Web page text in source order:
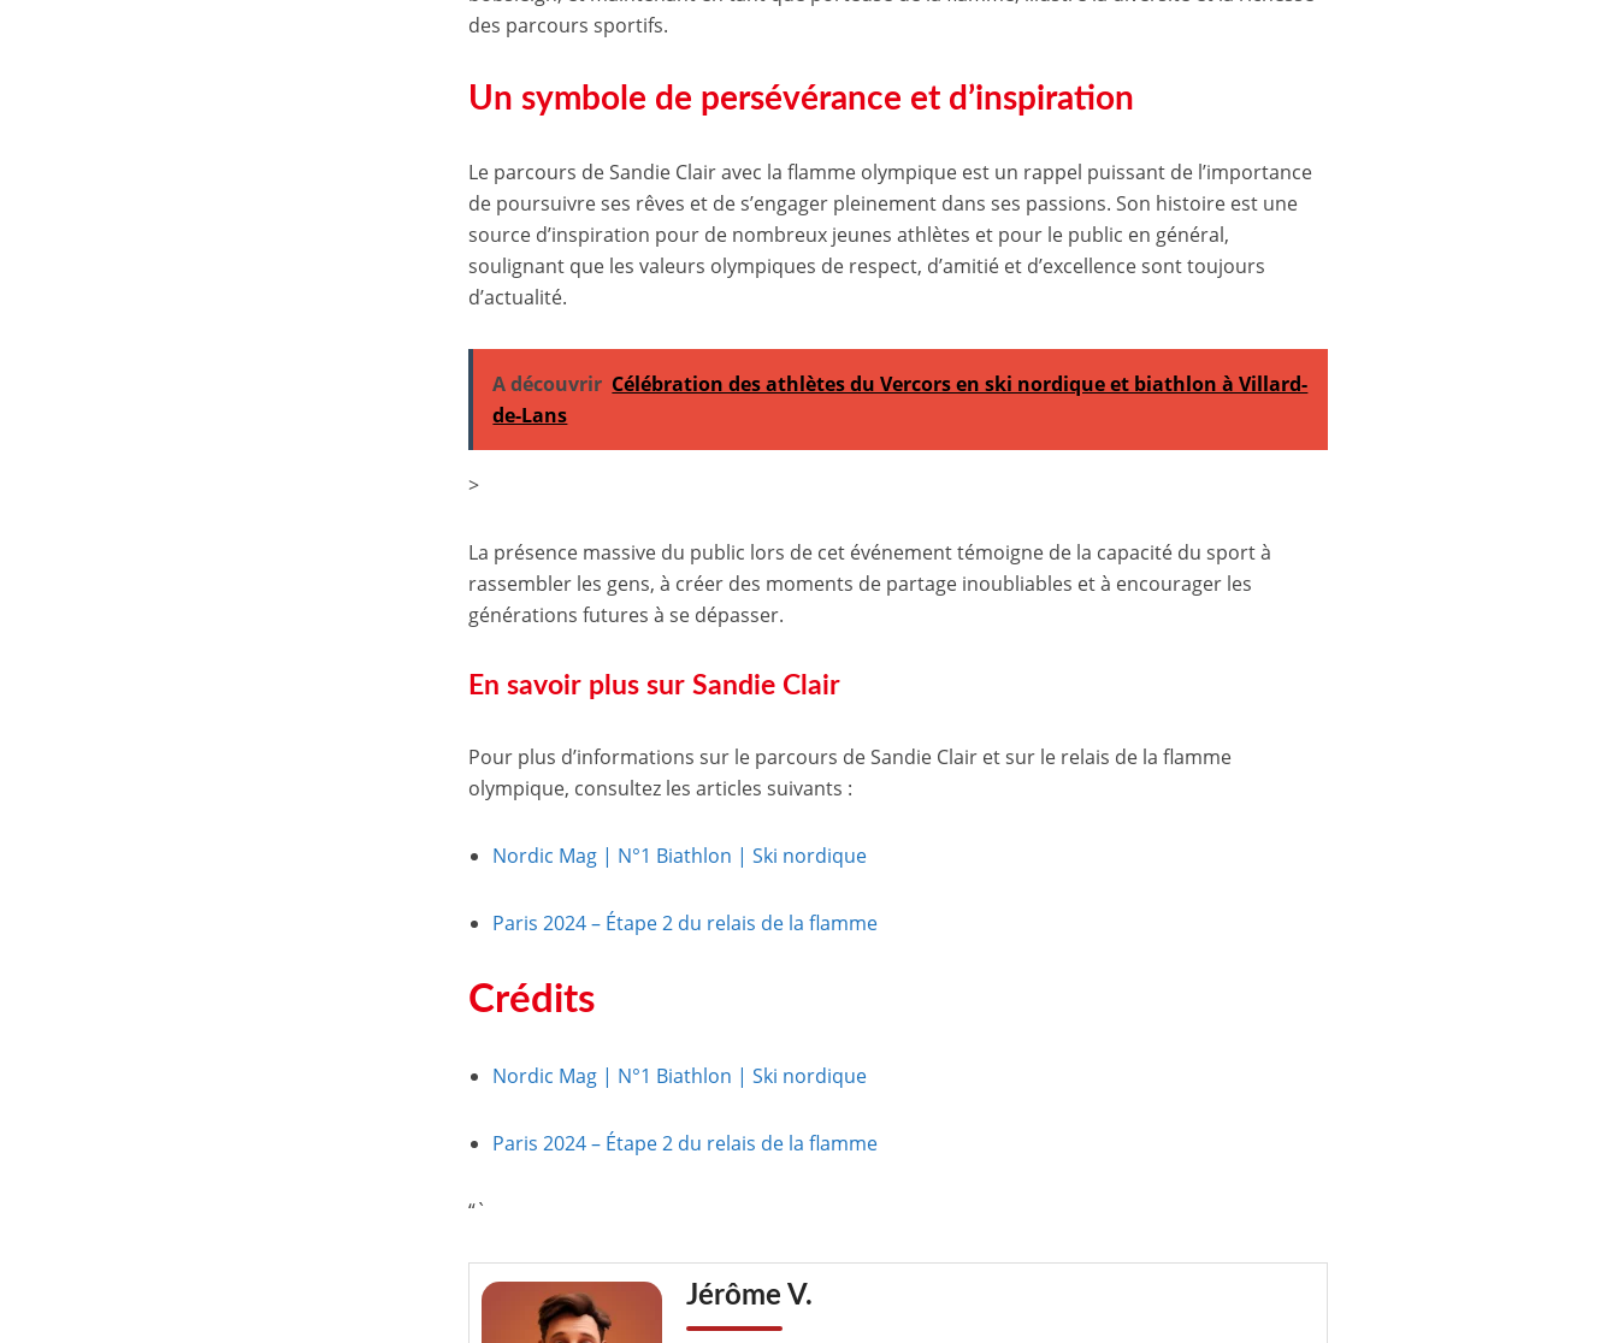
des parcours sportifs.
Un symbole de persévérance et d’inspiration
Le parcours de Sandie Clair avec la flamme olympique est un rappel puissant de l’importance
de poursuivre ses rêves et de s’engager pleinement dans ses passions. Son histoire est une
source d’inspiration pour de nombreux jeunes athlètes et pour le public en général,
soulignant que les valeurs olympiques de respect, d’amitié et d’excellence sont toujours
d’actualité.
A découvrir Célébration des athlètes du Vercors en ski nordique et biathlon à Villard-
de-Lans
>
La présence massive du public lors de cet événement témoigne de la capacité du sport à
rassembler les gens, à créer des moments de partage inoubliables et à encourager les
générations futures à se dépasser.
En savoir plus sur Sandie Clair
Pour plus d’informations sur le parcours de Sandie Clair et sur le relais de la flamme
olympique, consultez les articles suivants :
Nordic Mag | N°1 Biathlon | Ski nordique
Paris 2024 – Étape 2 du relais de la flamme
Crédits
Nordic Mag | N°1 Biathlon | Ski nordique
Paris 2024 – Étape 2 du relais de la flamme
“`
Jérôme V.